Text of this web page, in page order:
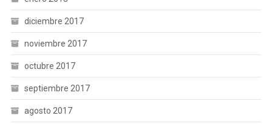
diciembre 2017
noviembre 2017
octubre 2017
septiembre 2017
agosto 2017